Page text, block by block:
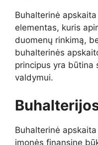
Buhalterinė
elementas, kuris
duomenų rinkimą,
buhalterinės
principus yra būtina
valdymui.
Buhalterinė
įmonės finansinę